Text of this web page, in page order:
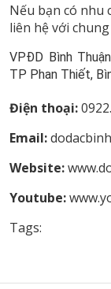
Nếu bạn có nhu
liên hệ với
VPĐD Bình
TP Phan Thiết,
Điện thoại:
Email:
Website:
Youtube:
Tags: